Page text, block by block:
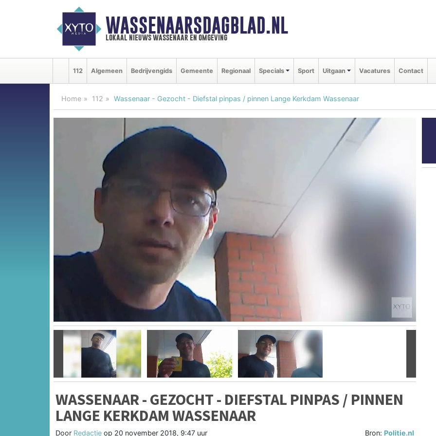
WASSENAARSDAGBLAD.NL
lokaal nieuws wassenaar en omgeving
112 Algemeen Bedrijvengids Gemeente Regionaal Specials Sport Uitgaan Vacatures Contact
Home 112 Wassenaar - Gezocht - Diefstal pinpas / pinnen Lange Kerkdam Wassenaar
WASSENAAR - GEZOCHT - DIEFSTAL PINPAS / PINNEN
LANGE KERKDAM WASSENAAR
Door Redactie op 20 november 2018, 9:47 uur Bron: Politie.nl